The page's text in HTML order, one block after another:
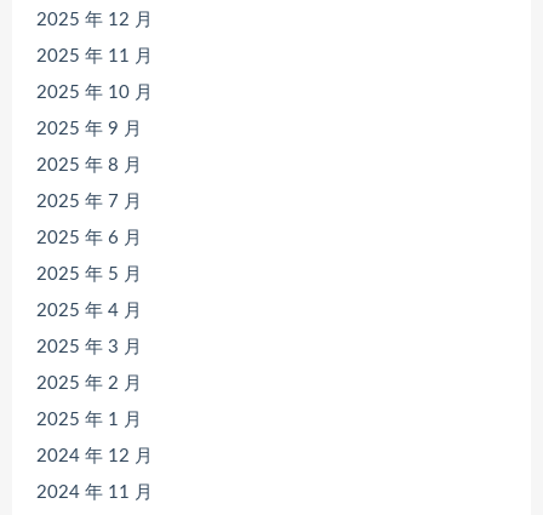
2025 年 12 月
2025 年 11 月
2025 年 10 月
2025 年 9 月
2025 年 8 月
2025 年 7 月
2025 年 6 月
2025 年 5 月
2025 年 4 月
2025 年 3 月
2025 年 2 月
2025 年 1 月
2024 年 12 月
2024 年 11 月